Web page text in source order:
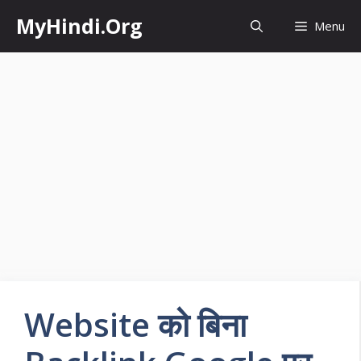
content
MyHindi.Org Menu
Website को बिना